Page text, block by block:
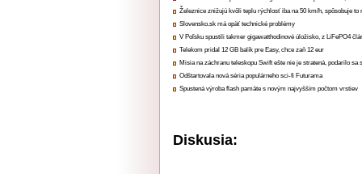
Železnice znižujú kvôli teplu rýchlosť iba na 50 km/h, spôsobuje to
Slovensko.sk má opäť technické problémy
V Poľsku spustili takmer gigawatthodinové úložisko, z LiFePO4
Telekom pridal 12 GB balík pre Easy, chce zaň 12 eur
Misia na záchranu teleskopu Swift ešte nie je stratená, podarilo sa
Odštartovala nová séria populárneho sci-fi Futurama
Spustená výroba flash pamäte s novým najvyšším počtom vrstiev
Diskusia: